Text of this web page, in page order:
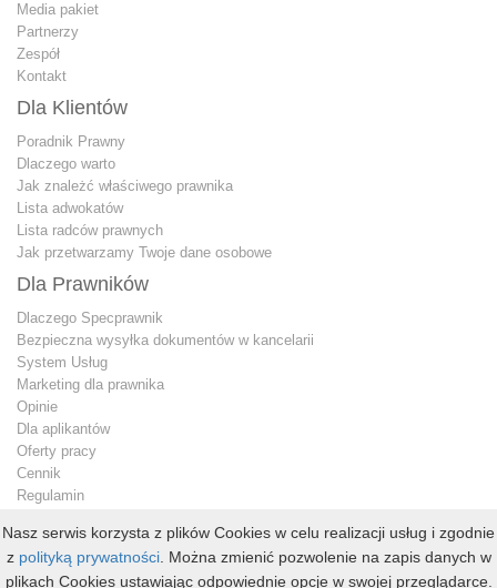
Media pakiet
Partnerzy
Zespół
Kontakt
Dla Klientów
Poradnik Prawny
Dlaczego warto
Jak znależć właściwego prawnika
Lista adwokatów
Lista radców prawnych
Jak przetwarzamy Twoje dane osobowe
Dla Prawników
Dlaczego Specprawnik
Bezpieczna wysyłka dokumentów w kancelarii
System Usług
Marketing dla prawnika
Opinie
Dla aplikantów
Oferty pracy
Cennik
Regulamin
Konto premium
Kontakt dla prawnika
Nasz serwis korzysta z plików Cookies w celu realizacji usług i zgodnie
z polityką prywatności. Można zmienić pozwolenie na zapis danych w
plikach Cookies ustawiając odpowiednie opcje w swojej przeglądarce.